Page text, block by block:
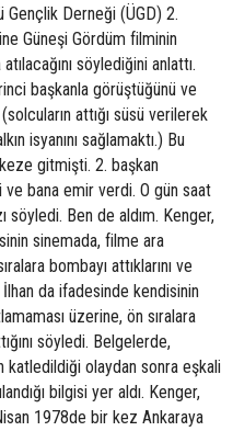
Gençlik Derneği (ÜGD) 2.
Güneşi Gördüm filminin
söylediğini anlattı.
başkanla görüştüğünü ve
attığı süsü verilerek
isyanını sağlamaktı.) Bu
gitmişti. 2. başkan
ve bana emir verdi. O gün saat
söyledi. Ben de aldım. Kenger,
sinemada, filme ara
bombayı attıklarını ve
İlhan da ifadesinde kendisinin
üzerine, ön sıralara
söyledi. Belgelerde,
katledildiği olaydan sonra eşkali
bilgisi yer aldı. Kenger,
1978de bir kez Ankaraya